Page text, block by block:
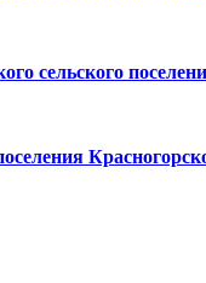
сельского